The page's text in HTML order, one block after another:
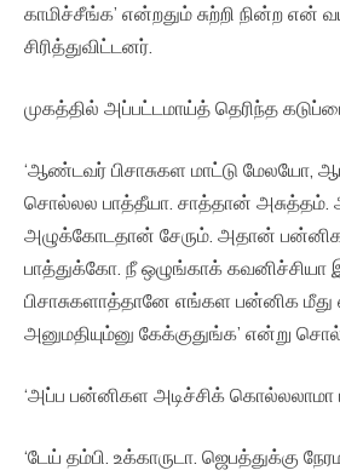
காமிச்சீங்க’ என்றதும் சுற்றி நின்ற
சிரித்துவிட்டனர்.
முகத்தில் அப்பட்டமாய்த் தெரிந்த
‘ஆண்டவர் பிசாசுகள மாட்டு மேலயோ,
சொல்லல பாத்தீயா. சாத்தான் அசுத்தம்.
அழுக்கோடதான் சேரும். அதான்
பாத்துக்கோ. நீ ஒழுங்காக் கவனிச்சியா
பிசாசுகளாத்தானே எங்கள பன்னிக
அனுமதியும்னு கேக்குதுங்க’ என்று
‘அப்ப பன்னிகள அடிச்சிக் கொல்லலாமா
‘டேய் தம்பி. உக்காருடா. ஜெபத்துக்கு